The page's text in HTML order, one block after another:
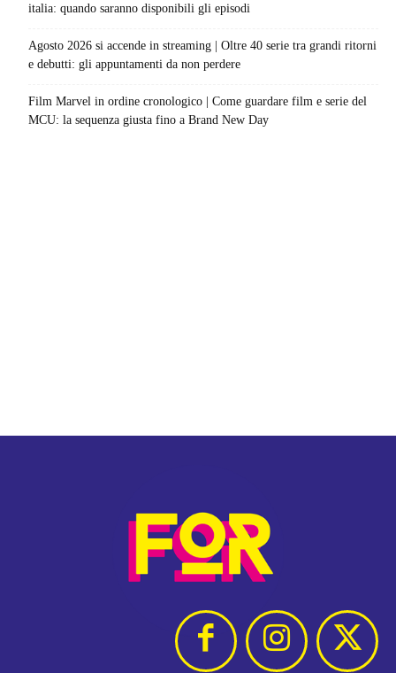
italia: quando saranno disponibili gli episodi
Agosto 2026 si accende in streaming | Oltre 40 serie tra grandi ritorni
e debutti: gli appuntamenti da non perdere
Film Marvel in ordine cronologico | Come guardare film e serie del
MCU: la sequenza giusta fino a Brand New Day